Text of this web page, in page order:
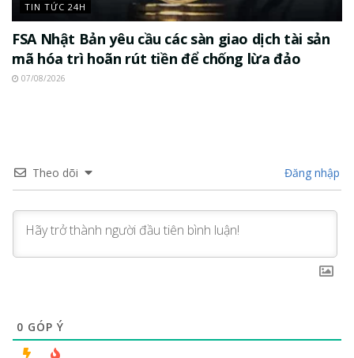
TIN TỨC 24H
FSA Nhật Bản yêu cầu các sàn giao dịch tài sản
mã hóa trì hoãn rút tiền để chống lừa đảo
07/08/2026
Theo dõi Đăng nhập
0 GÓP Ý